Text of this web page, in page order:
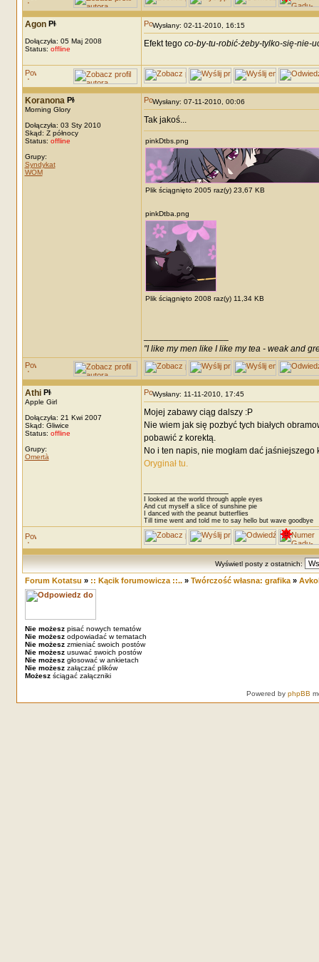
Agon
Dołączyła: 05 Maj 2008
Status: offline
Wysłany: 02-11-2010, 16:15
Efekt tego co-by-tu-robić-żeby-tylko-się-nie-
Koranona
Morning Glory
Dołączyła: 03 Sty 2010
Skąd: Z północy
Status: offline
Grupy:
Syndykat
WOM
Wysłany: 07-11-2010, 00:06
Tak jakoś...
pinkDtbs.png
Plik ściągnięto 2005 raz(y) 23,67 KB
pinkDtba.png
Plik ściągnięto 2008 raz(y) 11,34 KB
"I like my men like I like my tea - weak and
Athi
Apple Girl
Dołączyła: 21 Kwi 2007
Skąd: Gliwice
Status: offline
Grupy:
Omertà
Wysłany: 11-11-2010, 17:45
Mojej zabawy ciąg dalszy :P
Nie wiem jak się pozbyć tych białych
pobawić z korektą.
No i ten napis, nie mogłam dać
Oryginał tu.
I looked at the world through apple eyes
And cut myself a slice of sunshine pie
I danced with the peanut butterflies
Till time went and told me to say hello but wave goodbye
Wyświetl posty z ostatnich:
Forum Kotatsu » :: Kącik forumowicza ::..» Twórczość własna: grafika»
Nie możeszpisać nowych tematów
Nie możeszodpowiadać w tematach
Nie możeszzmieniać swoich postów
Nie możeszusuwać swoich postów
Nie możeszgłosować w ankietach
Nie możeszzałączać plików
Możeszściągać załączniki
Powered by phpBB